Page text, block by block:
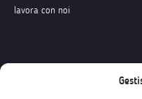
lavora con noi